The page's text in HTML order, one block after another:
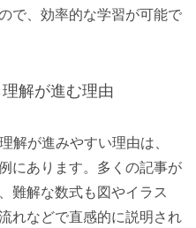
で、効率的な学習が可能で
解が進む理由
解が進みやすい理由は、
にあります。多くの記事が
難解な数式も図やイラス
れなどで直感的に説明され